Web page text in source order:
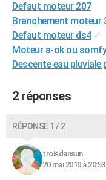
Defaut moteur 207
Branchement moteur
Defaut moteur ds4 ✓
Moteur a-ok ou somfy
Descente eau pluviale
2 réponses
RÉPONSE 1 / 2
troisdansun
20 mai 2010 à 20:53